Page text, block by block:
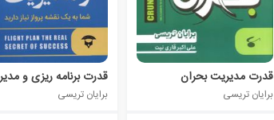
قدرت مدیریت بحران
برایان تریسی
قدرت برنامه ریزی و
برایان تریسی